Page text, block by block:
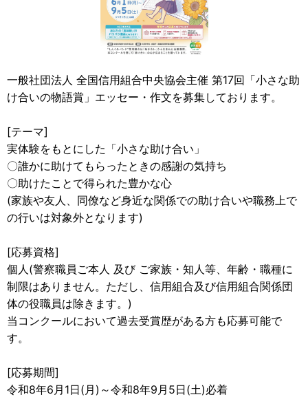
一般社団法人 全国信用組合中央協会主催 第17回「小さな助
け合いの物語賞」エッセー・作文を募集しております。
[テーマ]
実体験をもとにした「小さな助け合い」
〇誰かに助けてもらったときの感謝の気持ち
〇助けたことで得られた豊かな心
(家族や友人、同僚など身近な関係での助け合いや職務上で
の行いは対象外となります)
[応募資格]
個人(警察職員ご本人 及び ご家族・知人等、年齢・職種に
制限はありません。ただし、信用組合及び信用組合関係団
体の役職員は除きます。)
当コンクールにおいて過去受賞歴がある方も応募可能で
す。
[応募期間]
令和8年6月1日(月)～令和8年9月5日(土)必着